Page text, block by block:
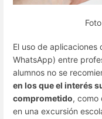
El uso de aplicaciones
WhatsApp) entre
alumnos no se
en los que el interés
comprometido, como
en una excursión